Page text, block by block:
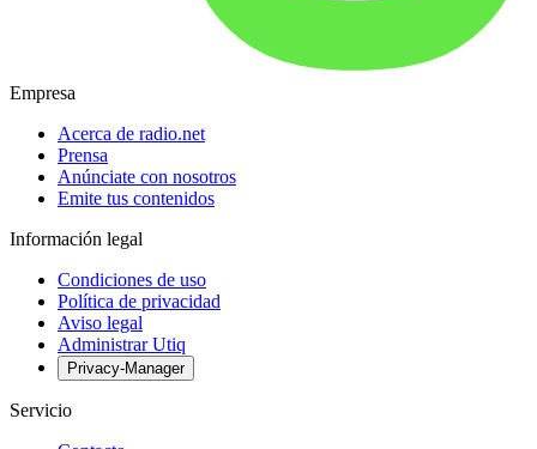
Empresa
Acerca de radio.net
Prensa
Anúnciate con nosotros
Emite tus contenidos
Información legal
Condiciones de uso
Política de privacidad
Aviso legal
Administrar Utiq
Privacy-Manager
Servicio